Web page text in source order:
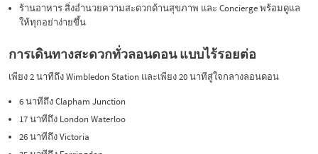
ร้านอาหาร สิ่งอำนวยความสะดวกด้านสุขภาพ และ Concierge พร้อมดูแล
ให้ทุกอย่าง่ายขึ้น
การเดินทางสะดวกทั่วลอนดอน แบบไร้รอยต่อ
เพียง 2 นาทีถึง Wimbledon Station และเพียง 20 นาทีสู่ใจกลางลอนดอน
6 นาทีถึง Clapham Junction
17 นาทีถึง London Waterloo
26 นาทีถึง Victoria